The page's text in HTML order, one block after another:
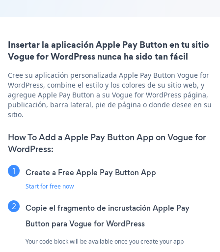
Insertar la aplicación Apple Pay Button en tu sitio
Vogue for WordPress nunca ha sido tan fácil
Cree su aplicación personalizada Apple Pay Button Vogue for
WordPress, combine el estilo y los colores de su sitio web, y
agregue Apple Pay Button a su Vogue for WordPress página,
publicación, barra lateral, pie de página o donde desee en su
sitio.
How To Add a Apple Pay Button App on Vogue for
WordPress:
Create a Free Apple Pay Button App
Start for free now
Copie el fragmento de incrustación Apple Pay
Button para Vogue for WordPress
Your code block will be available once you create your app